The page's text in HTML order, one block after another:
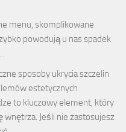
menu, skomplikowane
powodują u nas spadek
sposoby ukrycia szczelin
estetycznych
to kluczowy element, który
wnętrza. Jeśli nie zastosujesz